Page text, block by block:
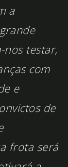
a
nos testar,
com
e
de
frota será